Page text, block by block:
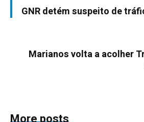
GNR detém suspeito de
Marianos volta a acolher